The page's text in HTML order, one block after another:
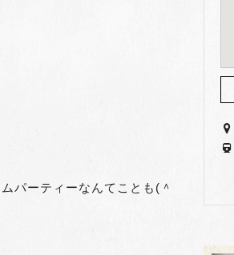
パーティーなんてことも(＾